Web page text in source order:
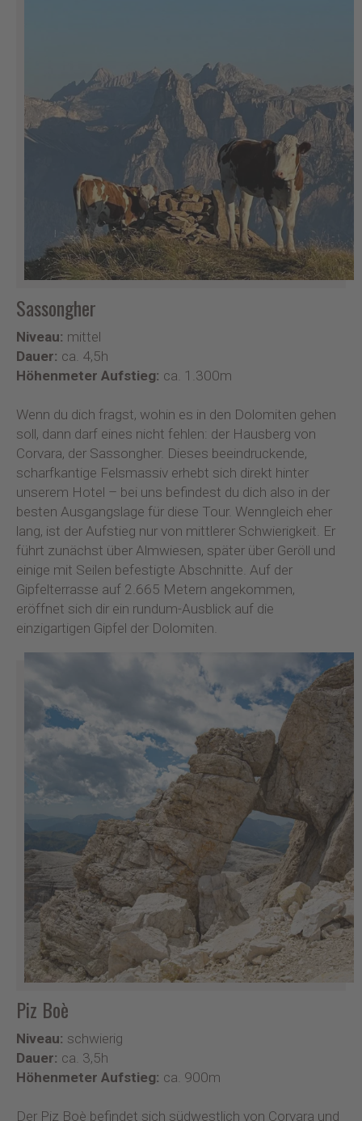
Sassongher
Niveau: mittel
Dauer: ca. 4,5h
Höhenmeter Aufstieg: ca. 1.300m
Wenn du dich fragst, wohin es in den Dolomiten gehen
soll, dann darf eines nicht fehlen: der Hausberg von
Corvara, der Sassongher. Dieses beeindruckende,
scharfkantige Felsmassiv erhebt sich direkt hinter
unserem Hotel – bei uns befindest du dich also in der
besten Ausgangslage für diese Tour. Wenngleich eher
lang, ist der Aufstieg nur von mittlerer Schwierigkeit. Er
führt zunächst über Almwiesen, später über Geröll und
einige mit Seilen befestigte Abschnitte. Auf der
Gipfelterrasse auf 2.665 Metern angekommen,
eröffnet sich dir ein rundum-Ausblick auf die
einzigartigen Gipfel der Dolomiten.
Piz Boè
Niveau: schwierig
Dauer: ca. 3,5h
Höhenmeter Aufstieg: ca. 900m
Der Piz Boè befindet sich südwestlich von Corvara und